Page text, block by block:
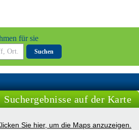
für sie
Suchen
Suchergebnisse auf der Karte
Sie hier, um die Maps anzuzeigen.